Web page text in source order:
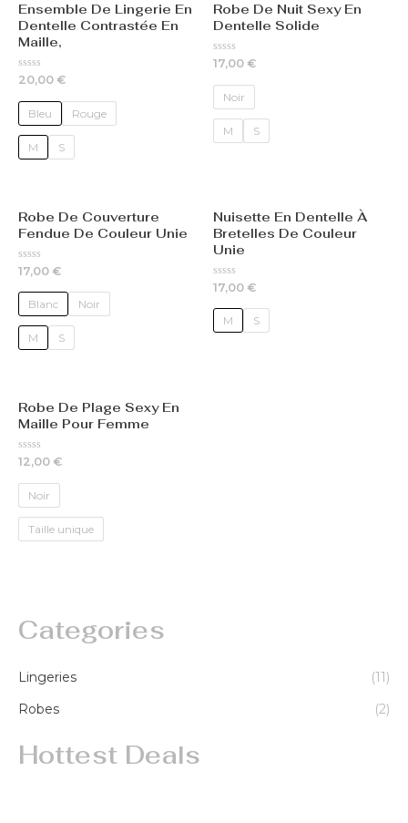
Categories
Lingeries
(11)
Robes
(2)
Hottest Deals
Ensemble De Lingerie En
Dentelle Contrastée En
Maille,
Rated
out
5
20,00 €
Bleu Rouge
M S
Robe De Nuit Sexy En
Dentelle Solide
Rated
out
5
17,00 €
Noir
M S
Robe De Couverture
Fendue De Couleur Unie
Rated
out
5
17,00 €
Blanc Noir
M S
Nuisette En Dentelle À
Bretelles De Couleur
Unie
Rated
out
5
17,00 €
M S
Robe De Plage Sexy En
Maille Pour Femme
Rated
out
5
12,00 €
Noir
Taille unique